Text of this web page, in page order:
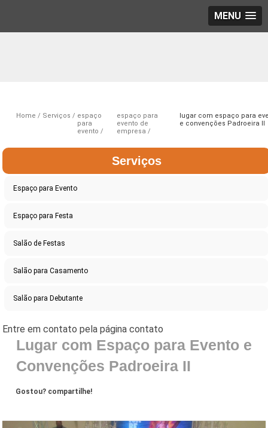
MENU
Home Serviços
espaço
para
evento
espaço para
evento de
empresa
lugar com espaço para
e convenções Padroeira II
Serviços
Espaço para Evento
Espaço para Festa
Salão de Festas
Salão para Casamento
Salão para Debutante
Lugar com Espaço para Evento e
Convenções Padroeira II
Gostou? compartilhe!